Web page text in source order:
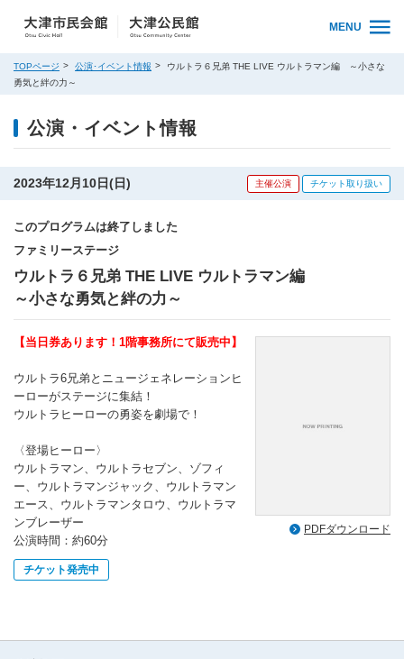
MENU
TOPページ 公演･イベント情報
ウルトラ６兄弟 THE LIVE ウルトラマン編 ～小さな
勇気と絆の力～
公演・イベント情報
2023年12月10日(日) 主催公演 チケット取り扱い
このプログラムは終了しました
ファミリーステージ
ウルトラ６兄弟 THE LIVE ウルトラマン編
～小さな勇気と絆の力～
【当日券あります！1階事務所にて販売中】
ウルトラ6兄弟とニュージェネレーションヒ
ーローがステージに集結！
ウルトラヒーローの勇姿を劇場で！
〈登場ヒーロー〉
ウルトラマン、ウルトラセブン、ゾフィ
ー、ウルトラマンジャック、ウルトラマン
エース、ウルトラマンタロウ、ウルトラマ
ンブレーザー
公演時間：約60分
チケット発売中
PDFダウンロード